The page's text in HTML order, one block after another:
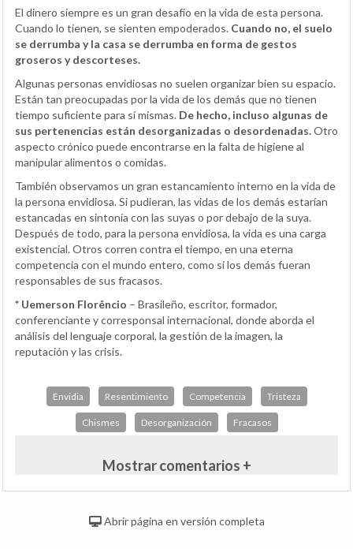
El dinero siempre es un gran desafío en la vida de esta persona.
Cuando lo tienen, se sienten empoderados. Cuando no, el suelo
se derrumba y la casa se derrumba en forma de gestos
groseros y descorteses.
Algunas personas envidiosas no suelen organizar bien su espacio.
Están tan preocupadas por la vida de los demás que no tienen
tiempo suficiente para sí mismas. De hecho, incluso algunas de
sus pertenencias están desorganizadas o desordenadas.Otro
aspecto crónico puede encontrarse en la falta de higiene al
manipular alimentos o comidas.
También observamos un gran estancamiento interno en la vida de
la persona envidiosa. Si pudieran, las vidas de los demás estarían
estancadas en sintonía con las suyas o por debajo de la suya.
Después de todo, para la persona envidiosa, la vida es una carga
existencial. Otros corren contra el tiempo, en una eterna
competencia con el mundo entero, como si los demás fueran
responsables de sus fracasos.
* Uemerson Florêncio – Brasileño, escritor, formador,
conferenciante y corresponsal internacional, donde aborda el
análisis del lenguaje corporal, la gestión de la imagen, la
reputación y las crisis.
Envidia Resentimiento Competencia Tristeza
Chismes Desorganización Fracasos
Mostrar comentarios +
Abrir página en versión completa